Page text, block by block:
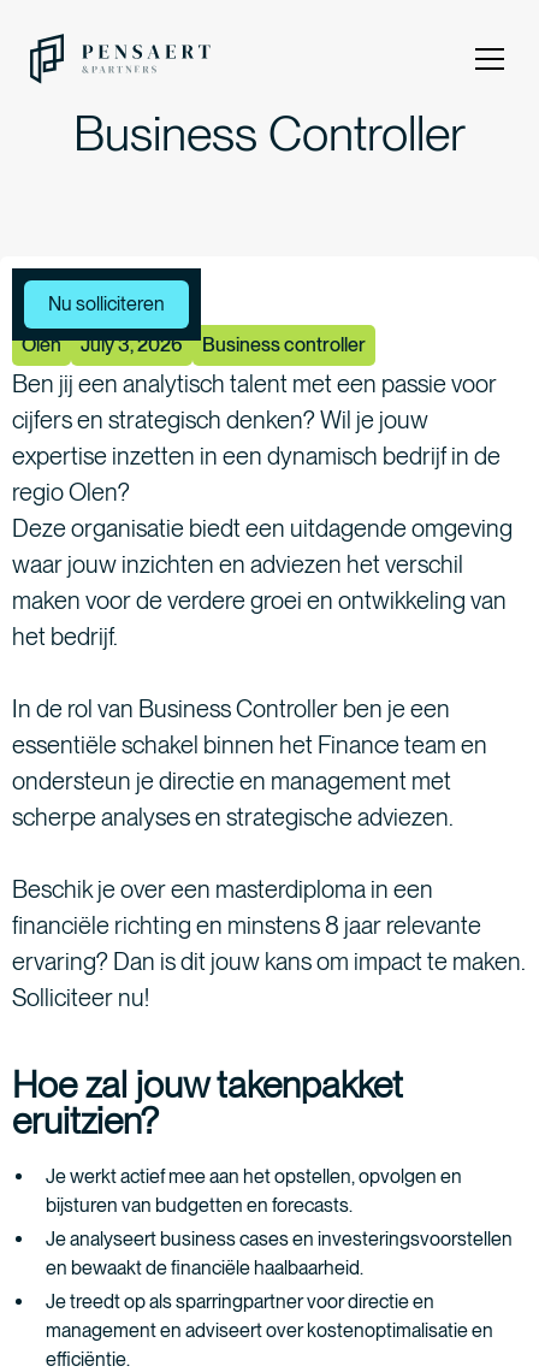
Business Controller
Meer vacatures
Olen July 3, 2026 Business controller
Ben jij een analytisch talent met een passie voor
cijfers en strategisch denken? Wil je jouw
expertise inzetten in een dynamisch bedrijf in de
regio Olen?
Deze organisatie biedt een uitdagende omgeving
waar jouw inzichten en adviezen het verschil
maken voor de verdere groei en ontwikkeling van
het bedrijf.
In de rol van Business Controller ben je een
essentiële schakel binnen het Finance team en
ondersteun je directie en management met
scherpe analyses en strategische adviezen.
Beschik je over een masterdiploma in een
financiële richting en minstens 8 jaar relevante
ervaring? Dan is dit jouw kans om impact te maken.
Solliciteer nu!
Hoe zal jouw takenpakket
eruitzien?
Je werkt actief mee aan het opstellen, opvolgen en
bijsturen van budgetten en forecasts.
Je analyseert business cases en investeringsvoorstellen
en bewaakt de financiële haalbaarheid.
Je treedt op als sparringpartner voor directie en
management en adviseert over kostenoptimalisatie en
efficiëntie.
Nu solliciteren